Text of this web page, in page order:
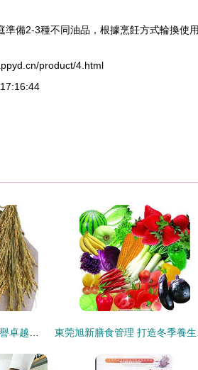
備2-3種不同油品，根據烹飪方式輪換使用
product/4.html